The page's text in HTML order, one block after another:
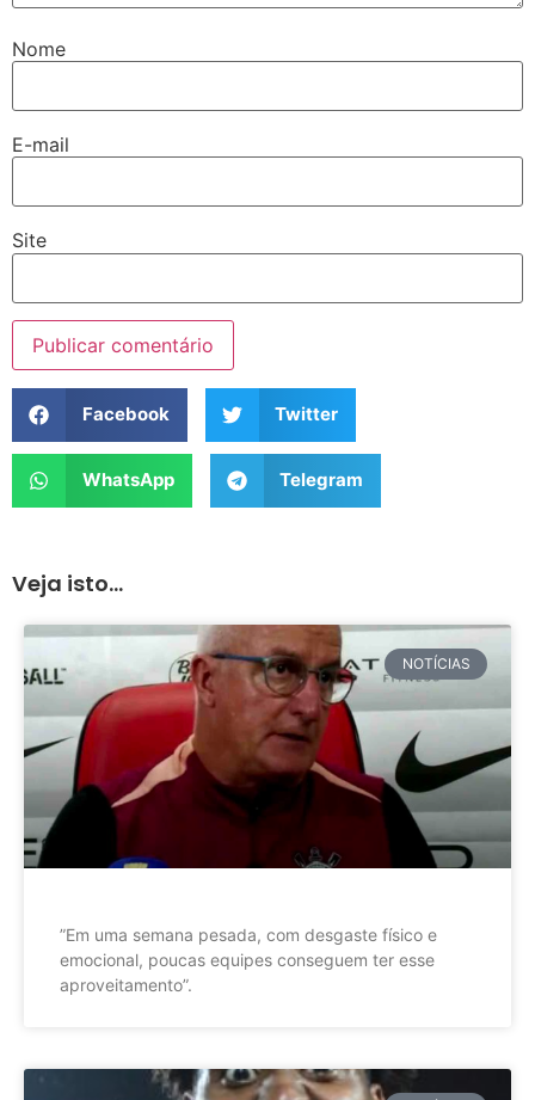
Nome
E-mail
Site
Facebook Twitter
WhatsApp Telegram
Veja isto...
NOTÍCIAS
”Em uma semana pesada, com desgaste físico e
emocional, poucas equipes conseguem ter esse
aproveitamento”.